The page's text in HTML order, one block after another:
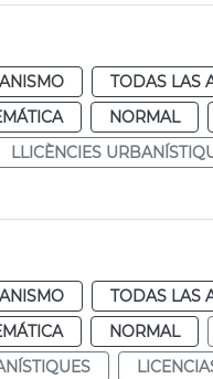
TODAS LAS
NORMAL
LLICÈNCIES
TODAS LAS
NORMAL